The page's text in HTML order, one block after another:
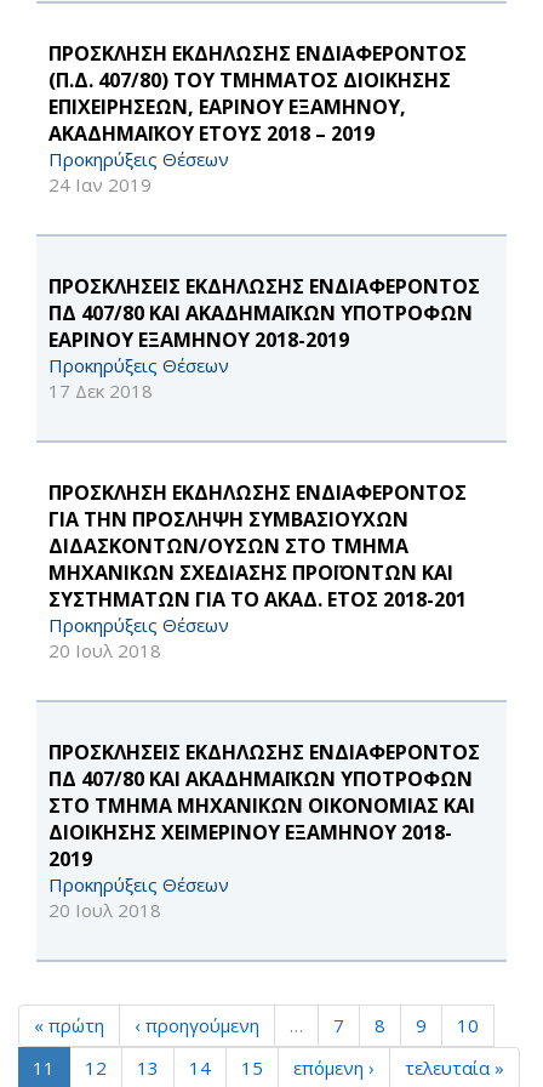
ΠΡΟΣΚΛΗΣΗ ΕΚΔΗΛΩΣΗΣ ΕΝΔΙΑΦΕΡΟΝΤΟΣ
(Π.Δ. 407/80) ΤΟΥ ΤΜΗΜΑΤΟΣ ΔΙΟΙΚΗΣΗΣ
ΕΠΙΧΕΙΡΗΣΕΩΝ, ΕΑΡΙΝΟΥ ΕΞΑΜΗΝΟΥ,
ΑΚΑΔΗΜΑΪΚΟΥ ΕΤΟΥΣ 2018 – 2019
Προκηρύξεις Θέσεων
24 Ιαν 2019
ΠΡΟΣΚΛΗΣΕΙΣ ΕΚΔΗΛΩΣΗΣ ΕΝΔΙΑΦΕΡΟΝΤΟΣ
ΠΔ 407/80 ΚΑΙ ΑΚΑΔΗΜΑΪΚΩΝ ΥΠΟΤΡΟΦΩΝ
ΕΑΡΙΝΟΥ ΕΞΑΜΗΝΟΥ 2018-2019
Προκηρύξεις Θέσεων
17 Δεκ 2018
ΠΡΟΣΚΛΗΣΗ ΕΚΔΗΛΩΣΗΣ ΕΝΔΙΑΦΕΡΟΝΤΟΣ
ΓΙΑ ΤΗΝ ΠΡΟΣΛΗΨΗ ΣΥΜΒΑΣΙΟΥΧΩΝ
ΔΙΔΑΣΚΟΝΤΩΝ/ΟΥΣΩΝ ΣΤΟ ΤΜΗΜΑ
ΜΗΧΑΝΙΚΩΝ ΣΧΕΔΙΑΣΗΣ ΠΡΟΪΟΝΤΩΝ ΚΑΙ
ΣΥΣΤΗΜΑΤΩΝ ΓΙΑ ΤΟ ΑΚΑΔ. ΕΤΟΣ 2018-201
Προκηρύξεις Θέσεων
20 Ιουλ 2018
ΠΡΟΣΚΛΗΣΕΙΣ ΕΚΔΗΛΩΣΗΣ ΕΝΔΙΑΦΕΡΟΝΤΟΣ
ΠΔ 407/80 ΚΑΙ ΑΚΑΔΗΜΑΪΚΩΝ ΥΠΟΤΡΟΦΩΝ
ΣΤΟ ΤΜΗΜΑ ΜΗΧΑΝΙΚΩΝ ΟΙΚΟΝΟΜΙΑΣ ΚΑΙ
ΔΙΟΙΚΗΣΗΣ ΧΕΙΜΕΡΙΝΟΥ ΕΞΑΜΗΝΟΥ 2018-
2019
Προκηρύξεις Θέσεων
20 Ιουλ 2018
« πρώτη ‹ προηγούμενη … 7 8 9
10
11
12 13 14 15 επόμενη › τελευταία »